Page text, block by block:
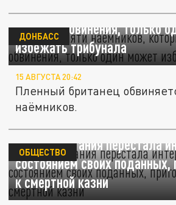
В ДНР из пяти наёмников,
огласил обвинения, только
избежать трибунала
ДОНБАСС
15 АВГУСТА 20:42
Пленный британец
наёмников.
Великобритания перестала
состоянием своих поданных,
к смертной казни
ОБЩЕСТВО